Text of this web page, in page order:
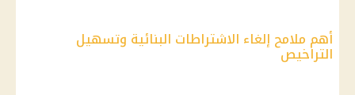
أهم ملامح إلغاء الاشتراطات البنائية وتسهيل
التراخيص